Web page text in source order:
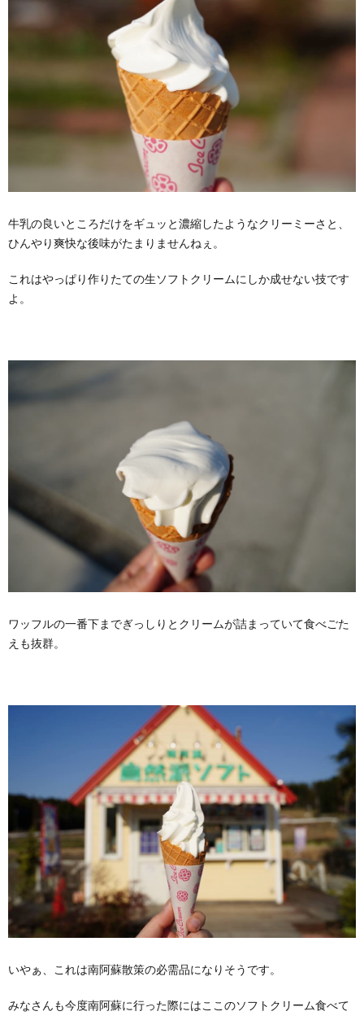
牛乳の良いところだけをギュッと濃縮したようなクリーミーさと、
ひんやり爽快な後味がたまりませんねぇ。
これはやっぱり作りたての生ソフトクリームにしか成せない技です
よ。
ワッフルの一番下までぎっしりとクリームが詰まっていて食べごた
えも抜群。
いやぁ、これは南阿蘇散策の必需品になりそうです。
みなさんも今度南阿蘇に行った際にはここのソフトクリーム食べて